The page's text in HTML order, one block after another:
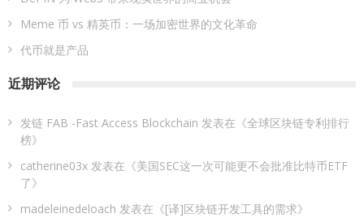
Meme 币 vs 精英币：一场加密世界的文化革命
代币就是产品
近期评论
发链 FAB -Fast Access Blockchain 发表在《全球区块链专利排行
榜》
catherine03x 发表在《美国SEC这一次可能更不会批准比特币ETF
了》
madeleinedeloach 发表在《[译]区块链开发工具的需求》